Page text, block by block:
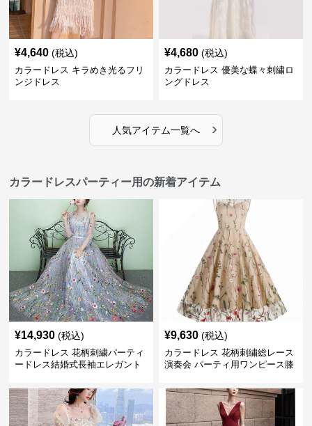
¥4,640 (税込)
カラードレス キラめき光るフリ
ンジドレス
¥4,680 (税込)
カラードレス 優美な蝶々刺繍ロ
ングドレス
人気アイテム一覧へ ›
カラードレスパーティー用の新着アイテム
¥14,930 (税込)
カラードレス 花柄刺繍パーティ
ードレス結婚式長袖エレガント
¥9,630 (税込)
カラードレス 花柄刺繍総レース
演奏会 パーティ用ワンピース膝